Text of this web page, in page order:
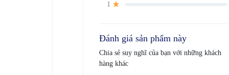
1
Đánh giá sản phẩm này
Chia sẻ suy nghĩ của bạn với những khách
hàng khác